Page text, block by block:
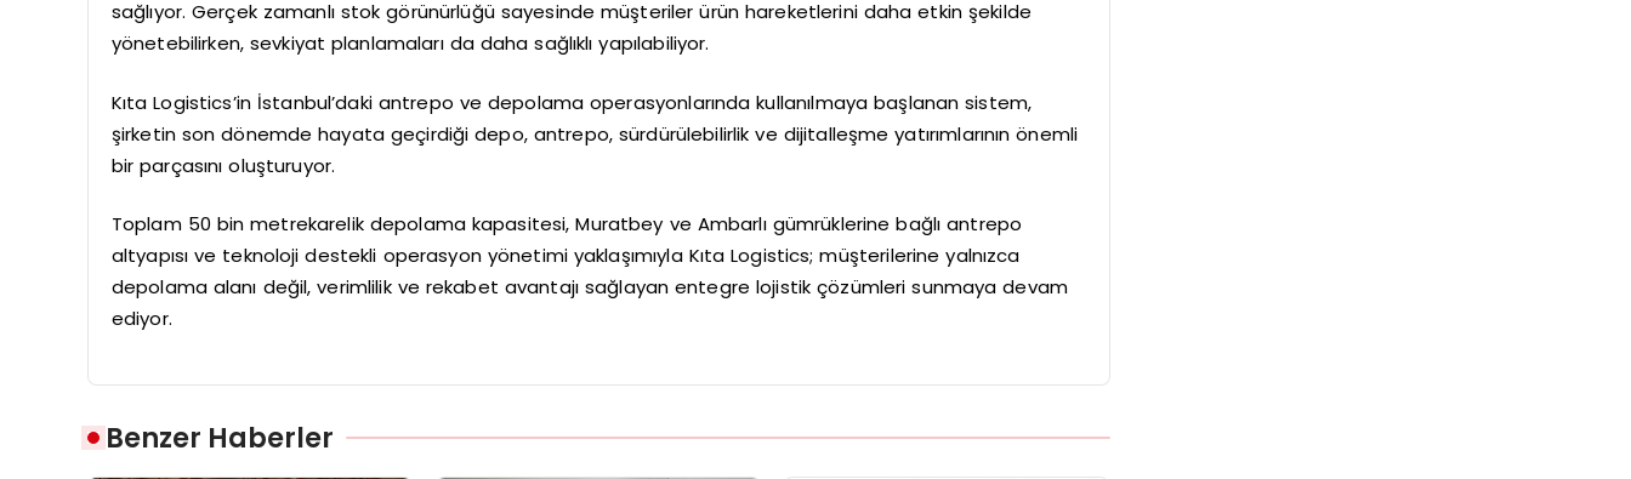
sağlıyor. Gerçek zamanlı stok görünürlüğü sayesinde müşteriler ürün hareketlerini daha etkin şekilde
yönetebilirken, sevkiyat planlamaları da daha sağlıklı yapılabiliyor.
Kıta Logistics’in İstanbul’daki antrepo ve depolama operasyonlarında kullanılmaya başlanan sistem,
şirketin son dönemde hayata geçirdiği depo, antrepo, sürdürülebilirlik ve dijitalleşme yatırımlarının önemli
bir parçasını oluşturuyor.
Toplam 50 bin metrekarelik depolama kapasitesi, Muratbey ve Ambarlı gümrüklerine bağlı antrepo
altyapısı ve teknoloji destekli operasyon yönetimi yaklaşımıyla Kıta Logistics; müşterilerine yalnızca
depolama alanı değil, verimlilik ve rekabet avantajı sağlayan entegre lojistik çözümleri sunmaya devam
ediyor.
Benzer Haberler